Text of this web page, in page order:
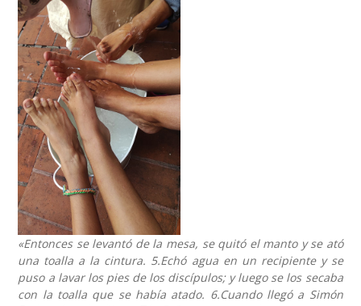
«Entonces se levantó de la mesa, se quitó el manto y se ató
una toalla a la cintura. 5.Echó agua en un recipiente y se
puso a lavar los pies de los discípulos; y luego se los secaba
con la toalla que se había atado. 6.Cuando llegó a Simón